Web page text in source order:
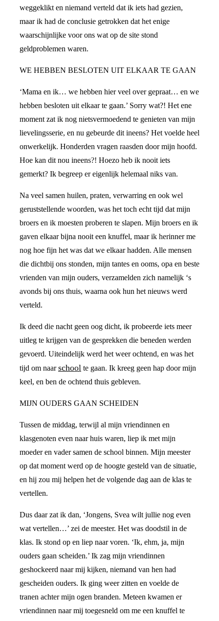
weggeklikt en niemand verteld dat ik iets had gezien,
maar ik had de conclusie getrokken dat het enige
waarschijnlijke voor ons wat op de site stond
geldproblemen waren.
WE HEBBEN BESLOTEN UIT ELKAAR TE GAAN
‘Mama en ik… we hebben hier veel over gepraat… en we
hebben besloten uit elkaar te gaan.’ Sorry wat?! Het ene
moment zat ik nog nietsvermoedend te genieten van mijn
lievelingsserie, en nu gebeurde dit ineens? Het voelde heel
onwerkelijk. Honderden vragen raasden door mijn hoofd.
Hoe kan dit nou ineens?! Hoezo heb ik nooit iets
gemerkt? Ik begreep er eigenlijk helemaal niks van.
Na veel samen huilen, praten, verwarring en ook wel
geruststellende woorden, was het toch echt tijd dat mijn
broers en ik moesten proberen te slapen. Mijn broers en ik
gaven elkaar bijna nooit een knuffel, maar ik herinner me
nog hoe fijn het was dat we elkaar hadden. Alle mensen
die dichtbij ons stonden, mijn tantes en ooms, opa en beste
vrienden van mijn ouders, verzamelden zich namelijk ‘s
avonds bij ons thuis, waarna ook hun het nieuws werd
verteld.
Ik deed die nacht geen oog dicht, ik probeerde iets meer
uitleg te krijgen van de gesprekken die beneden werden
gevoerd. Uiteindelijk werd het weer ochtend, en was het
tijd om naarschool te gaan. Ik kreeg geen hap door mijn
keel, en ben de ochtend thuis gebleven.
MIJN OUDERS GAAN SCHEIDEN
Tussen de middag, terwijl al mijn vriendinnen en
klasgenoten even naar huis waren, liep ik met mijn
moeder en vader samen de school binnen. Mijn meester
op dat moment werd op de hoogte gesteld van de situatie,
en hij zou mij helpen het de volgende dag aan de klas te
vertellen.
Dus daar zat ik dan, ‘Jongens, Svea wilt jullie nog even
wat vertellen…’ zei de meester. Het was doodstil in de
klas. Ik stond op en liep naar voren. ‘Ik, ehm, ja, mijn
ouders gaan scheiden.’ Ik zag mijn vriendinnen
geshockeerd naar mij kijken, niemand van hen had
gescheiden ouders. Ik ging weer zitten en voelde de
tranen achter mijn ogen branden. Meteen kwamen er
vriendinnen naar mij toegesneld om me een knuffel te